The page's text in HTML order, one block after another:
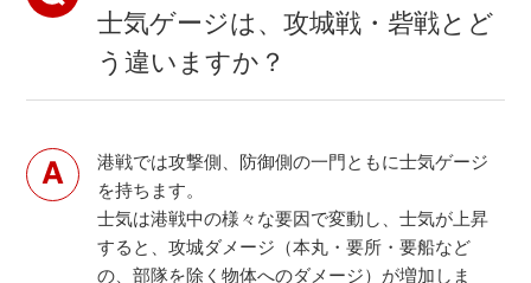
士気ゲージは、攻城戦・砦戦とど
う違いますか？
港戦では攻撃側、防御側の一門ともに士気ゲージ
を持ちます。
士気は港戦中の様々な要因で変動し、士気が上昇
すると、攻城ダメージ（本丸・要所・要船など
の、部隊を除く物体へのダメージ）が増加しま